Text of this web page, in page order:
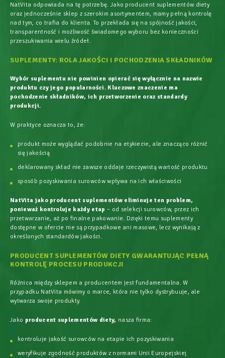
NatVita odpowiada na tę potrzebę. Jako producent suplementów diety
oraz jednocześnie sklep z szerokim asortymentem, mamy pełną kontrolę
nad tym, co trafia do klienta. To przekłada się na spójność jakości,
transparentność i możliwość świadomego wyboru bez konieczności
przeszukiwania wielu źródeł.
SUPLEMENTY: ROLA JAKOŚCI I POCHODZENIA SKŁADNIKÓW
Wybór suplementu nie powinien opierać się wyłącznie na nazwie
produktu czy jego popularności. Kluczowe znaczenie ma
pochodzenie składników, ich przetworzenie oraz standardy
produkcji.
W praktyce oznacza to, że:
produkt może wyglądać podobnie na etykiecie, ale znacząco różnić
się jakością
deklarowany skład nie zawsze oddaje rzeczywistą wartość produktu
sposób pozyskiwania surowców wpływa na ich właściwości
NatVita jako producent suplementów eliminuje ten problem,
ponieważ kontroluje każdy etap – od selekcji surowców, przez ich
przetwarzanie, aż po finalne pakowanie. Dzięki temu suplementy
dostępne w ofercie nie są przypadkowe ani masowe, lecz wynikają z
określonych standardów jakości.
PRODUCENT SUPLEMENTÓW DIETY GWARANTUJĄC PEŁNĄ
KONTROLĘ PROCESU PRODUKCJI
Różnica między sklepem a producentem jest fundamentalna. W
przypadku NatVita mówimy o marce, która nie tylko dystrybuuje, ale
wytwarza swoje produkty.
Jako producent suplementów diety, nasza firma:
kontroluje jakość surowców na etapie ich pozyskiwania
weryfikuje zgodność produktów z normami Unii Europejskiej